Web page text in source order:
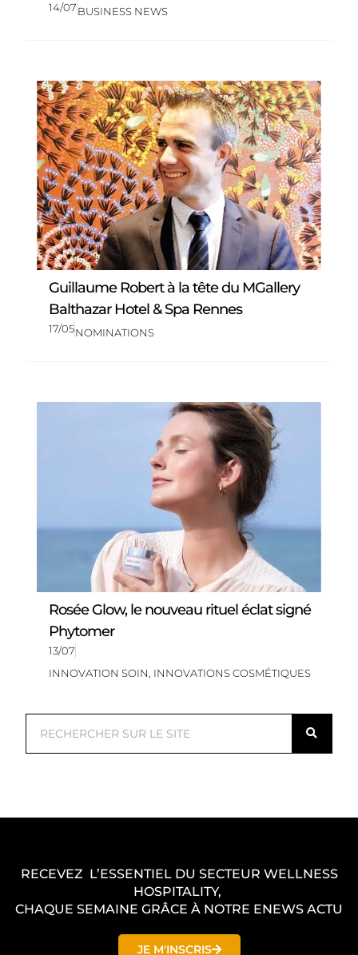
14/07BUSINESS NEWS
Guillaume Robert à la tête du MGallery
Balthazar Hotel & Spa Rennes
17/05NOMINATIONS
Rosée Glow, le nouveau rituel éclat signé
Phytomer
13/07
INNOVATION SOIN, INNOVATIONS COSMÉTIQUES
h
r
RECEVEZ L’ESSENTIEL DU SECTEUR WELLNESS
HOSPITALITY,
CHAQUE SEMAINE GRÂCE À NOTRE ENEWS ACTU
JE M'INSCRIS